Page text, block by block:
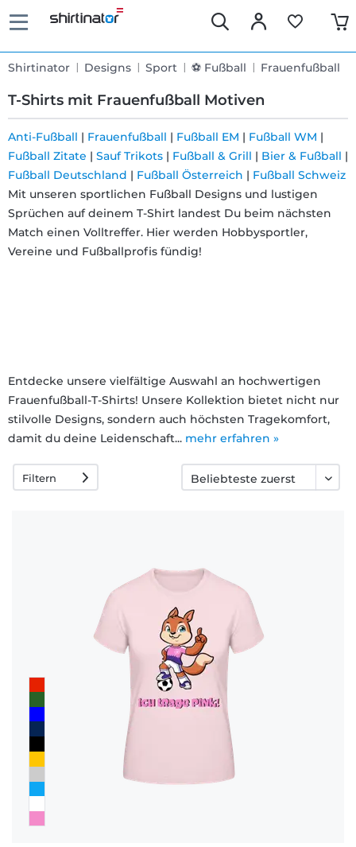
Shirtinator Designs Sport ⚽ Fußball Frauenfußball
T-Shirts mit Frauenfußball Motiven
Schnelle
Lieferung
30 Tage
Fragen
Anti-Fußball | Frauenfußball | Fußball EM | Fußball WM |
Fußball Zitate | Sauf Trikots | Fußball & Grill | Bier & Fußball |
Fußball Deutschland | Fußball Österreich | Fußball Schweiz
Mit unseren sportlichen Fußball Designs und lustigen
Sprüchen auf deinem T-Shirt landest Du beim nächsten
Match einen Volltreffer. Hier werden Hobbysportler,
Vereine und Fußballprofis fündig!
Entdecke unsere vielfältige Auswahl an hochwertigen
Frauenfußball-T-Shirts! Unsere Kollektion bietet nicht nur
stilvolle Designs, sondern auch höchsten Tragekomfort,
damit du deine Leidenschaft... mehr erfahren »
Filtern